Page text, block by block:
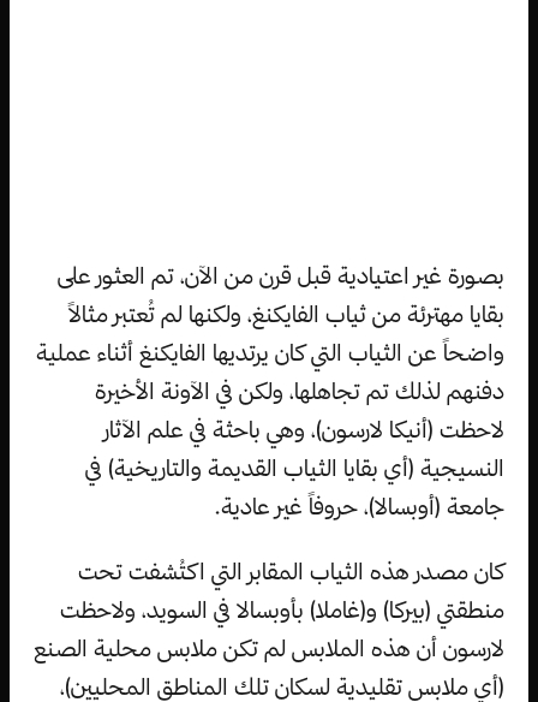
بصورة غير اعتيادية قبل قرن من الآن، تم العثور على
بقايا مهترئة من ثياب الفايكنغ، ولكنها لم تُعتبر مثالاً
واضحاً عن الثياب التي كان يرتديها الفايكنغ أثناء عملية
دفنهم لذلك تم تجاهلها، ولكن في الآونة الأخيرة
لاحظت (أنيكا لارسون)، وهي باحثة في علم الآثار
النسيجية (أي بقايا الثياب القديمة والتاريخية) في
جامعة (أوبسالا)، حروفاً غير عادية.
كان مصدر هذه الثياب المقابر التي اكتُشفت تحت
منطقتي (بيركا) و(غاملا) بأوبسالا في السويد، ولاحظت
لارسون أن هذه الملابس لم تكن ملابس محلية الصنع
(أي ملابس تقليدية لسكان تلك المناطق المحليين)،